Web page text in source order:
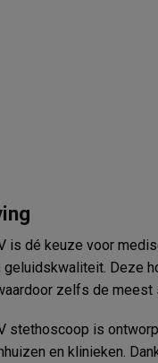
is dé keuze voor
Deze
zelfs de meest
stethoscoop is
en klinieken.